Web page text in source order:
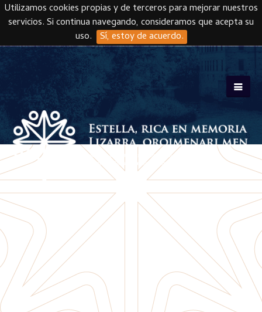
Utilizamos cookies propias y de terceros para mejorar nuestros
servicios. Si continua navegando, consideramos que acepta su
uso. Sí, estoy de acuerdo.
Skip to main content